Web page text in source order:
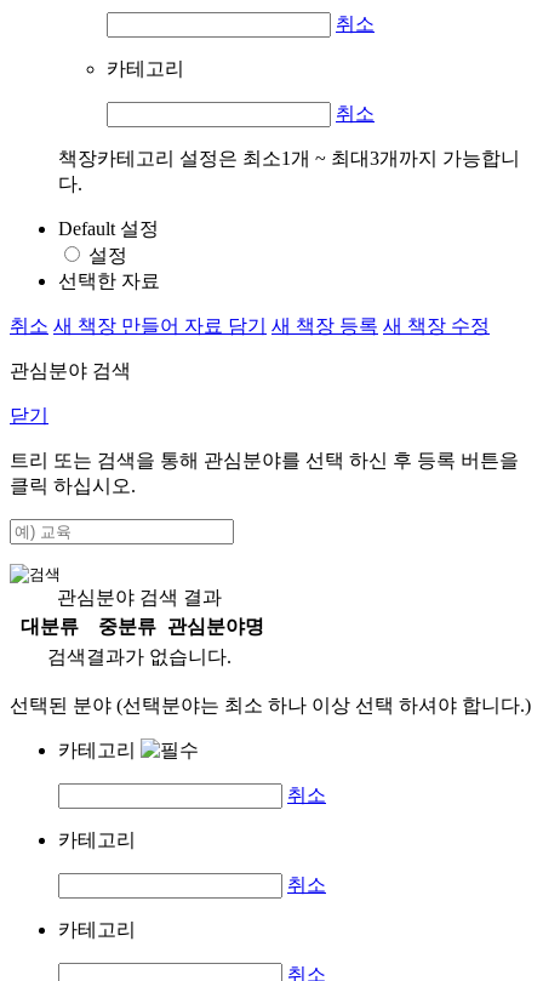
취소
카테고리
취소
책장카테고리 설정은 최소1개 ~ 최대3개까지 가능합니
다.
Default 설정
설정
선택한 자료
취소 새 책장 만들어 자료 담기 새 책장 등록 새 책장 수정
관심분야 검색
닫기
트리 또는 검색을 통해 관심분야를 선택 하신 후 등록 버튼을
클릭 하십시오.
관심분야 검색 결과
대분류
중분류
관심분야명
검색결과가 없습니다.
선택된 분야 (선택분야는 최소 하나 이상 선택 하셔야 합니다.)
카테고리
취소
카테고리
취소
카테고리
취소